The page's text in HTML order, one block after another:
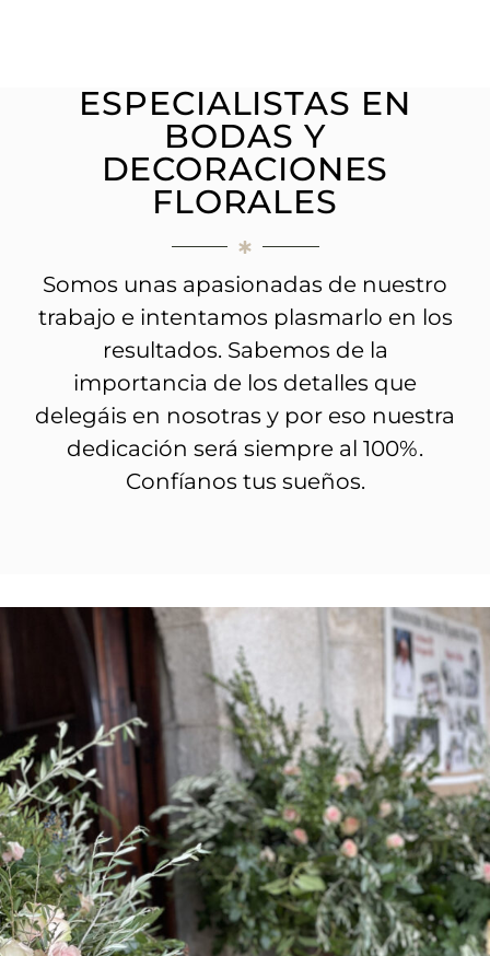
ESPECIALISTAS EN
BODAS Y
DECORACIONES
FLORALES
Somos unas apasionadas de nuestro
trabajo e intentamos plasmarlo en los
resultados. Sabemos de la
importancia de los detalles que
delegáis en nosotras y por eso nuestra
dedicación será siempre al 100%.
Confíanos tus sueños.